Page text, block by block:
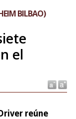
BILBAO)
el
reúne